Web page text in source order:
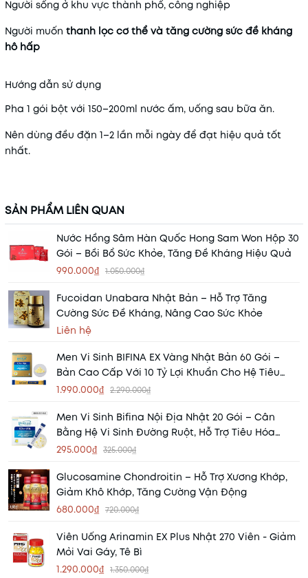
Người sống ở khu vực thành phố, công nghiệp
Người muốn thanh lọc cơ thể và tăng cường sức đề kháng
hô hấp
Hướng dẫn sử dụng
Pha 1 gói bột với 150–200ml nước ấm, uống sau bữa ăn.
Nên dùng đều đặn 1–2 lần mỗi ngày để đạt hiệu quả tốt
nhất.
SẢN PHẨM LIÊN QUAN
Nước Hồng Sâm Hàn Quốc Hong Sam Won Hộp 30
Gói – Bồi Bổ Sức Khỏe, Tăng Đề Kháng Hiệu Quả
990.000₫ 1.050.000₫
Fucoidan Unabara Nhật Bản – Hỗ Trợ Tăng
Cường Sức Đề Kháng, Nâng Cao Sức Khỏe
Liên hệ
Men Vi Sinh BIFINA EX Vàng Nhật Bản 60 Gói –
Bản Cao Cấp Với 10 Tỷ Lợi Khuẩn Cho Hệ Tiêu
Hóa Khỏe Mạnh
1.990.000₫ 2.290.000₫
Men Vi Sinh Bifina Nội Địa Nhật 20 Gói – Cân
Bằng Hệ Vi Sinh Đường Ruột, Hỗ Trợ Tiêu Hóa
Khỏe Mạnh
295.000₫ 325.000₫
Glucosamine Chondroitin – Hỗ Trợ Xương Khớp,
Giảm Khô Khớp, Tăng Cường Vận Động
680.000₫ 720.000₫
Viên Uống Arinamin EX Plus Nhật 270 Viên - Giảm
Mỏi Vai Gáy, Tê Bì
1.290.000₫ 1.350.000₫